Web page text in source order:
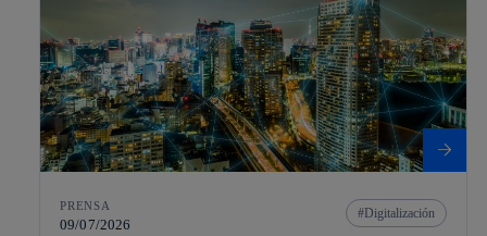
PRENSA
09/07/2026
Digitalización